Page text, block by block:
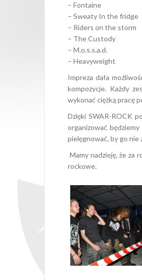
– Fontaine
– Sweaty In the fridge
– Riders on the storm
– The Custody
– M.o.s.s.a.d.
– Heavyweight
Impreza dała
kompozycje. Każdy
wykonać ciężką pracę
Dzięki SWAR-ROCK
organizować
pielęgnować, by go nie
Mamy nadzieję, że za
rockowe.